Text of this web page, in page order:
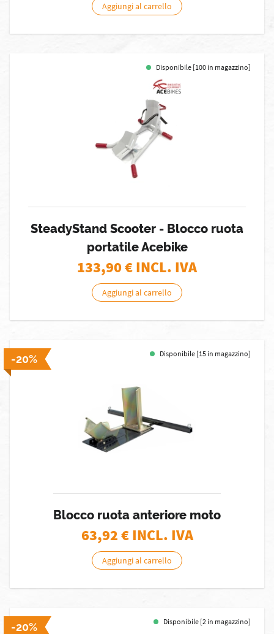
Aggiungi al carrello
Disponibile [100 in magazzino]
SteadyStand Scooter - Blocco ruota
portatile Acebike
133,90€ INCL. IVA
Aggiungi al carrello
-20% Disponibile [15 in magazzino]
Blocco ruota anteriore moto
63,92€ INCL. IVA
Aggiungi al carrello
-20% Disponibile [2 in magazzino]